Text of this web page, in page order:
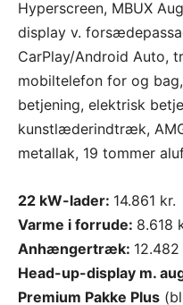
Hyperscreen, MBUX
display v.
CarPlay/Android Auto,
mobiltelefon for og
betjening, elektrisk
kunstlæderindtræk,
metallak, 19 tommer
22 kW-lader: 14.861 kr.
Varme i forrude: 8.618
Anhængertræk: 12.482
Head-up-display m.
Premium Pakke Plus